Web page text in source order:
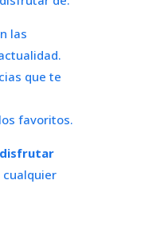
las
que te
favoritos.
disfrutar
cualquier